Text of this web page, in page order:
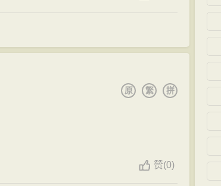
拼
繁
原
赞(0)